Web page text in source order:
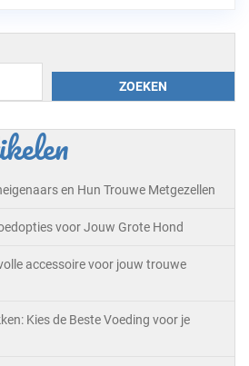
ZOEKEN
en Hun Trouwe Metgezellen
voor Jouw Grote Hond
accessoire voor jouw trouwe
Kies de Beste Voeding voor je